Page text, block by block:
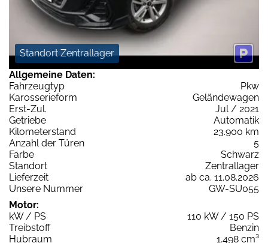
Standort Zentrallager
Allgemeine Daten:
Fahrzeugtyp
Pkw
Karosserieform
Geländewagen
Erst-Zul.
Jul / 2021
Getriebe
Automatik
Kilometerstand
23.900 km
Anzahl der Türen
5
Farbe
Schwarz
Standort
Zentrallager
Lieferzeit
ab ca. 11.08.2026
Unsere Nummer
GW-SU055
Motor:
kW / PS
110 kW / 150 PS
Treibstoff
Benzin
Hubraum
1.498 cm³